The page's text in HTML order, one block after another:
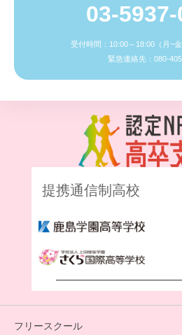
03-
受付時間：10:00～18:00（月~
緊急連絡先：080-
提携通信制高校
フリースクール